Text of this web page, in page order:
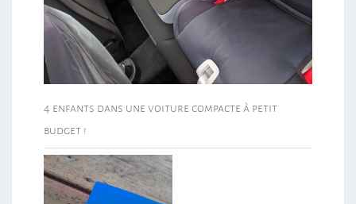
4 enfants dans une voiture compacte à petit
budget !